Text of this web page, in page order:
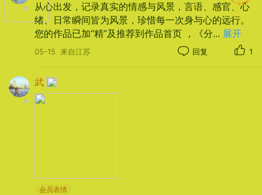
石板被雨水洗得发青，伞面滑落的水珠在缝隙里积
成小镜，照见灯笼的倒影、行人的鞋尖、还有檐角
从心出发，记录真实的情感与风景，言语、感官、心
绪、日常瞬间皆为风景，珍惜每一次身与心的远行。
您的作品已加“精”及推荐到作品首页 ，《分... 展开
05-15 来自江苏 回复 1
武
会员表情